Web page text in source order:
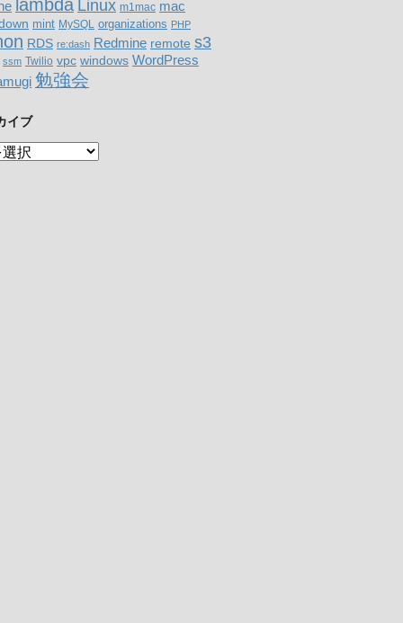
lambda Linux m1mac mac
mint MySQL organizations PHP
RDS re:dash Redmine remote s3
ssm Twilio vpc windows WordPress
勉強会
イブ